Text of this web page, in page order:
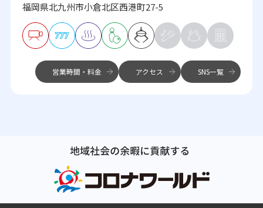
福岡県北九州市小倉北区西港町27-5
営業時間・料金 アクセス SNS一覧